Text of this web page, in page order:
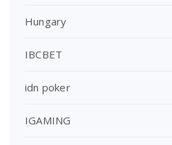
Hungary
IBCBET
idn poker
IGAMING